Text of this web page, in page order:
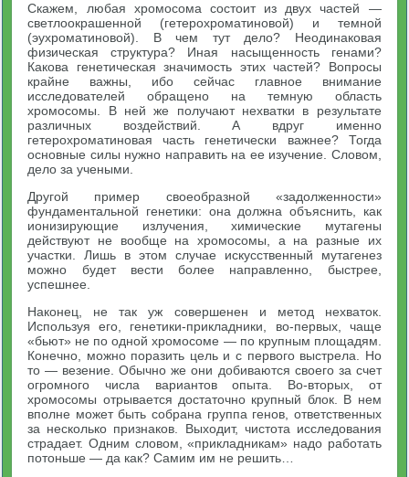
Скажем, любая хромосома состоит из двух частей —
светлоокрашенной (гетерохроматиновой) и темной
(эухроматиновой). В чем тут дело? Неодинаковая
физическая структура? Иная насыщенность генами?
Какова генетическая значимость этих частей? Вопросы
крайне важны, ибо сейчас главное внимание
исследователей обращено на темную область
хромосомы. В ней же получают нехватки в результате
различных воздействий. А вдруг именно
гетерохроматиновая часть генетически важнее? Тогда
основные силы нужно направить на ее изучение. Словом,
дело за учеными.
Другой пример своеобразной «задолженности»
фундаментальной генетики: она должна объяснить, как
ионизирующие излучения, химические мутагены
действуют не вообще на хромосомы, а на разные их
участки. Лишь в этом случае искусственный мутагенез
можно будет вести более направленно, быстрее,
успешнее.
Наконец, не так уж совершенен и метод нехваток.
Используя его, генетики-прикладники, во-первых, чаще
«бьют» не по одной хромосоме — по крупным площадям.
Конечно, можно поразить цель и с первого выстрела. Но
то — везение. Обычно же они добиваются своего за счет
огромного числа вариантов опыта. Во-вторых, от
хромосомы отрывается достаточно крупный блок. В нем
вполне может быть собрана группа генов, ответственных
за несколько признаков. Выходит, чистота исследования
страдает. Одним словом, «прикладникам» надо работать
потоньше — да как? Самим им не решить…